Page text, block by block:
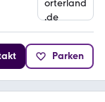
Parken